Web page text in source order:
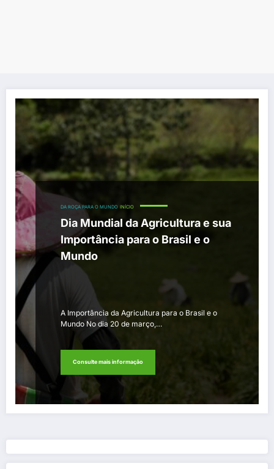
DA ROÇA PARA O MUNDO INÍCIO
Dia Mundial da Agricultura e sua
Importância para o Brasil e o
Mundo
A Importância da Agricultura para o Brasil e o
Mundo No dia 20 de março,…
Consulte mais informação